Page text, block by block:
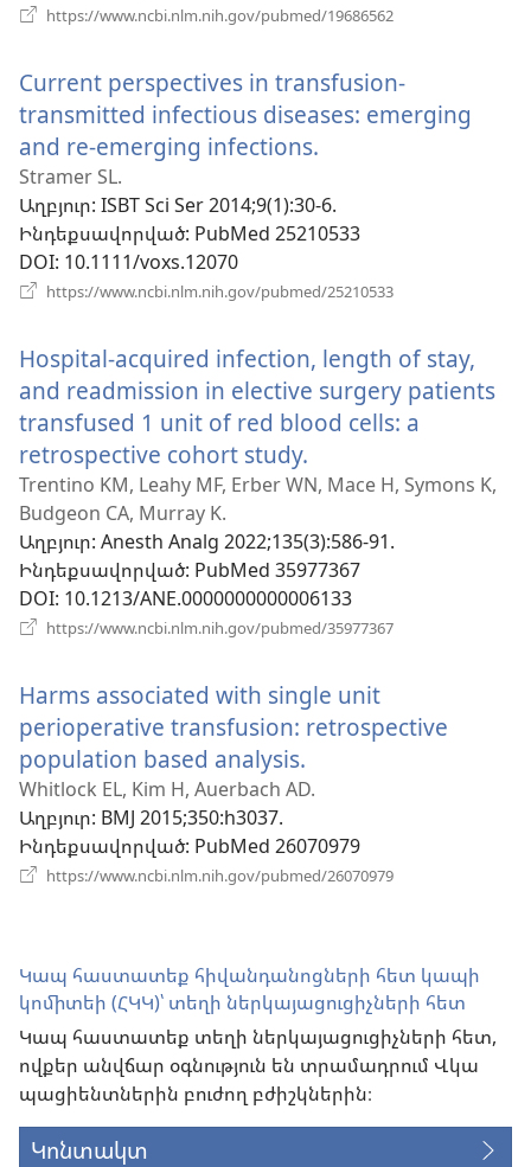
https://www.ncbi.nlm.nih.gov/pubmed/19686562
պատուհան)
Current perspectives in transfusion-
transmitted infectious diseases: emerging
and re-emerging infections.
նոր
պատուհան)
Stramer SL.
Աղբյուր‎: ISBT Sci Ser 2014;9(1):30-6.
Ինդեքսավորված‎: PubMed 25210533
DOI‎: 10.1111/voxs.12070
https://www.ncbi.nlm.nih.gov/pubmed/25210533
պատուհան)
Hospital-acquired infection, length of stay,
and readmission in elective surgery patients
transfused 1 unit of red blood cells: a
retrospective cohort study.
է
պատուհան)
Trentino KM, Leahy MF, Erber WN, Mace H, Symons K,
Budgeon CA, Murray K.
Աղբյուր‎: Anesth Analg 2022;135(3):586-91.
Ինդեքսավորված‎: PubMed 35977367
DOI‎: 10.1213/ANE.0000000000006133
https://www.ncbi.nlm.nih.gov/pubmed/35977367
Harms associated with single unit
perioperative transfusion: retrospective
population based analysis.
է
պատուհան)
Whitlock EL, Kim H, Auerbach AD.
Աղբյուր‎: BMJ 2015;350:h3037.
Ինդեքսավորված‎: PubMed 26070979
https://www.ncbi.nlm.nih.gov/pubmed/26070979
Կապ հաստատեք հիվանդանոցների հետ կապի
կոմիտեի (ՀԿԿ)՝ տեղի ներկայացուցիչների հետ
Կապ հաստատեք տեղի ներկայացուցիչների հետ,
ովքեր անվճար օգնություն են տրամադրում Վկա
պացիենտներին բուժող բժիշկներին։
Կոնտակտ